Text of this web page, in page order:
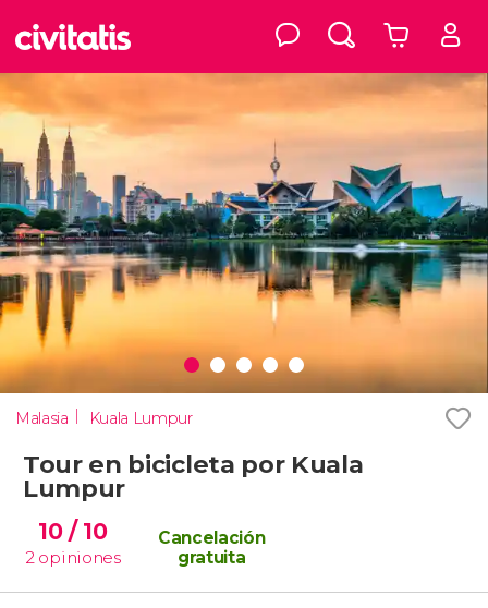
Malasia Kuala Lumpur
Tour en bicicleta por Kuala
Lumpur
10 / 10
2 opiniones
Cancelación
gratuita